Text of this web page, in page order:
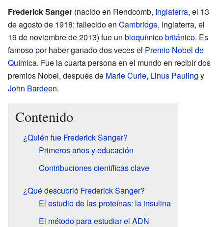
Frederick Sanger (nacido en Rendcomb, Inglaterra, el 13
de agosto de 1918; fallecido en Cambridge, Inglaterra, el
19 de noviembre de 2013) fue un bioquímicobritánico. Es
famoso por haber ganado dos veces el Premio Nobel de
Química. Fue la cuarta persona en el mundo en recibir dos
premios Nobel, después de Marie Curie, Linus Pauling y
John Bardeen.
Contenido
¿Quién fue Frederick Sanger?
Primeros años y educación
Contribuciones científicas clave
¿Qué descubrió Frederick Sanger?
El estudio de las proteínas: la insulina
El método para estudiar el ADN